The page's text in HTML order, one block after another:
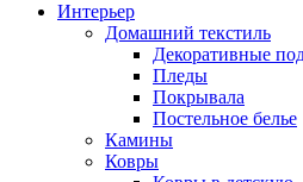
Интерьер
Домашний текстиль
Декоративные
Пледы
Покрывала
Постельное белье
Камины
Ковры